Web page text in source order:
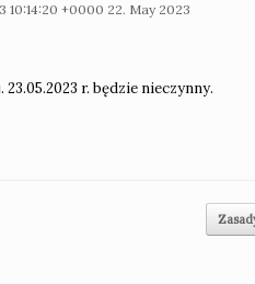
10:14:20 +0000 22. May 2023
r. będzie nieczynny.